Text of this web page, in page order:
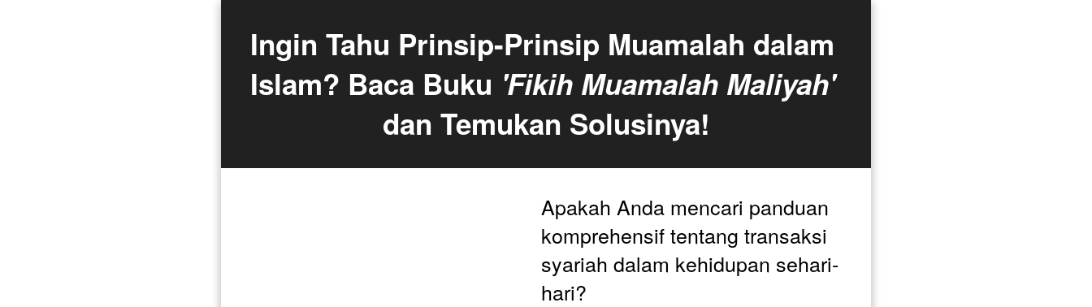
Ingin Tahu Prinsip-Prinsip Muamalah dalam
Islam? Baca Buku 'Fikih Muamalah Maliyah'
dan Temukan Solusinya!
Apakah Anda mencari panduan
komprehensif tentang transaksi
syariah dalam kehidupan sehari-
hari?